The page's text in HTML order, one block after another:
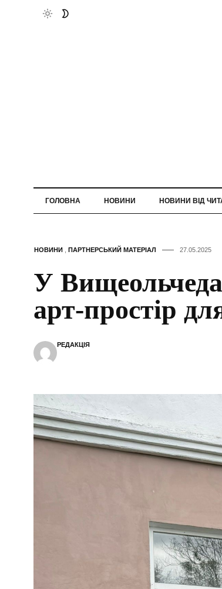
ГОЛОВНА НОВИНИ НОВИНИ ВІД
НОВИНИ ПАРТНЕРСЬКИЙ МАТЕРІАЛ 27.05.2025
У
арт-простір
РЕДАКЦІЯ